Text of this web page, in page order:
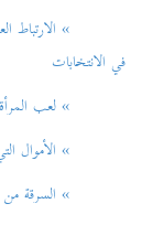
» الارتباط
في الانتخابات
» لعب المرأة
» الأموال التي
» السرقة من